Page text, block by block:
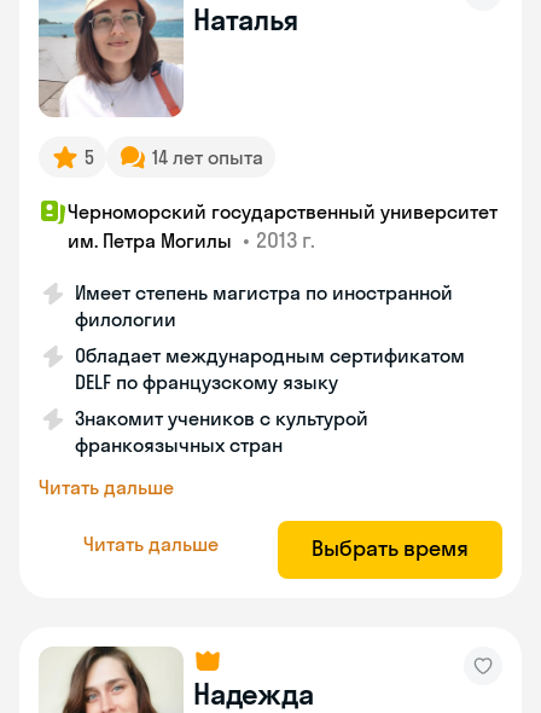
Наталья
5 14 лет опыта
Черноморский государственный университет
им. Петра Могилы • 2013 г.
Имеет степень магистра по иностранной
филологии
Обладает международным сертификатом
DELF по французскому языку
Знакомит учеников с культурой
франкоязычных стран
Читать дальше
Читать дальше Выбрать время
Надежда